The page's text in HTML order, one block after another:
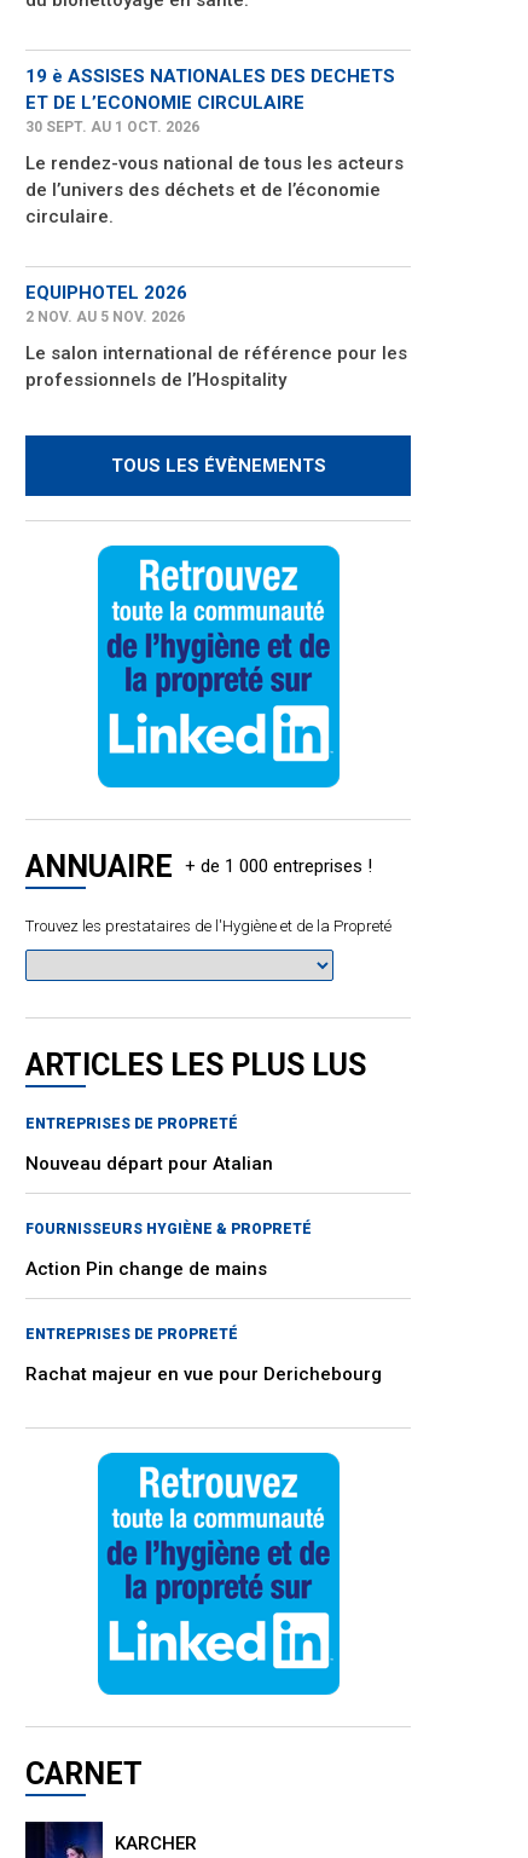
19 è ASSISES NATIONALES DES DECHETS
ET DE L’ECONOMIE CIRCULAIRE
30 SEPT. AU 1 OCT. 2026
Le rendez-vous national de tous les acteurs
de l’univers des déchets et de l’économie
circulaire.
EQUIPHOTEL 2026
2 NOV. AU 5 NOV. 2026
Le salon international de référence pour les
professionnels de l’Hospitality
TOUS LES ÉVÈNEMENTS
ANNUAIRE
Trouvez les prestataires de l'Hygiène et de la Propreté
ARTICLES LES PLUS LUS
ENTREPRISES DE PROPRETÉ
Nouveau départ pour Atalian
FOURNISSEURS HYGIÈNE & PROPRETÉ
Action Pin change de mains
ENTREPRISES DE PROPRETÉ
Rachat majeur en vue pour Derichebourg
CARNET
KARCHER